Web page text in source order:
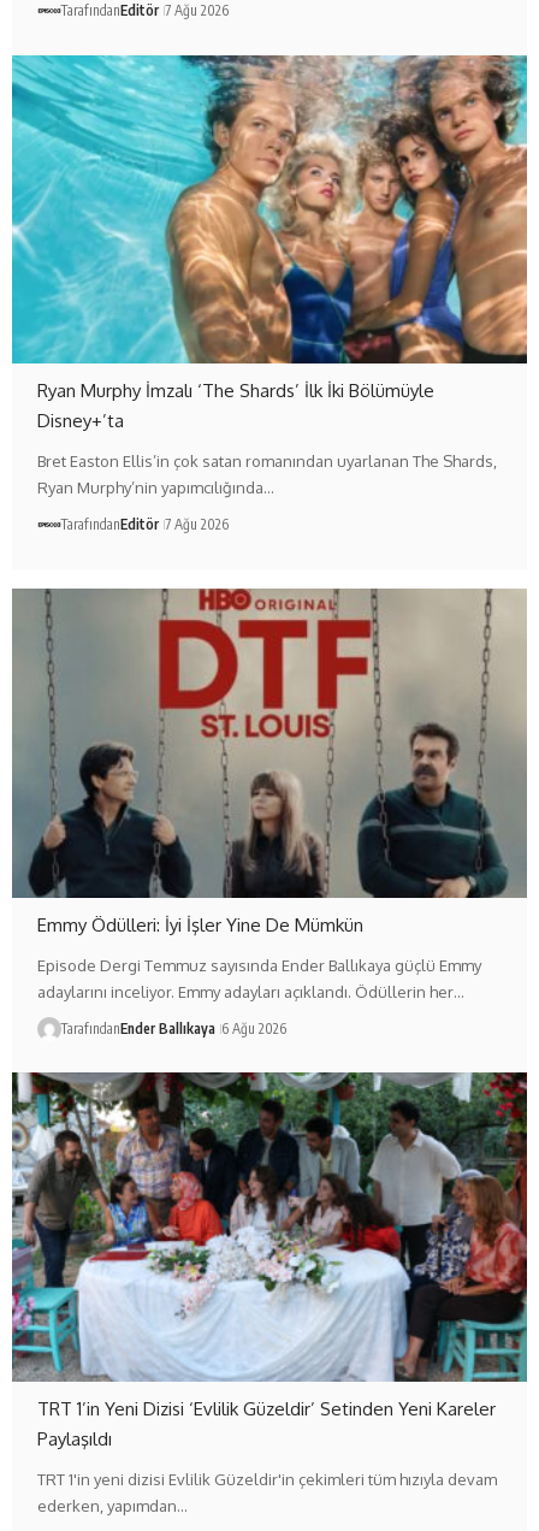
TarafındanEditör 7 Ağu 2026
Ryan Murphy İmzalı ‘The Shards’ İlk İki Bölümüyle
Disney+’ta
Bret Easton Ellis’in çok satan romanından uyarlanan The Shards,
Ryan Murphy’nin yapımcılığında…
TarafındanEditör 7 Ağu 2026
Emmy Ödülleri: İyi İşler Yine De Mümkün
Episode Dergi Temmuz sayısında Ender Ballıkaya güçlü Emmy
adaylarını inceliyor. Emmy adayları açıklandı. Ödüllerin her…
TarafındanEnder Ballıkaya 6 Ağu 2026
TRT 1’in Yeni Dizisi ‘Evlilik Güzeldir’ Setinden Yeni Kareler
Paylaşıldı
TRT 1'in yeni dizisi Evlilik Güzeldir'in çekimleri tüm hızıyla devam
ederken, yapımdan…